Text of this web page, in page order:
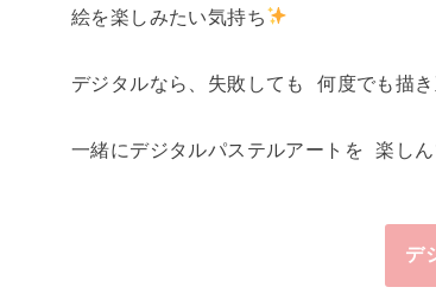
絵を楽しみたい気持ち
デジタルなら、失敗しても 何度でも描き
一緒にデジタルパステルアートを 楽しん
デ